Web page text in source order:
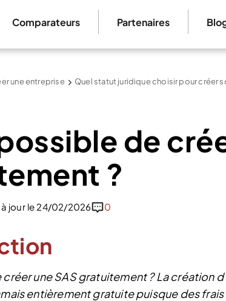
Comparateurs Partenaires
une entreprise Quel statut juridique choisir pour créer
de
?
à jour le 24/02/2026 0
une SAS gratuitement ? La création
entièrement gratuite puisque des